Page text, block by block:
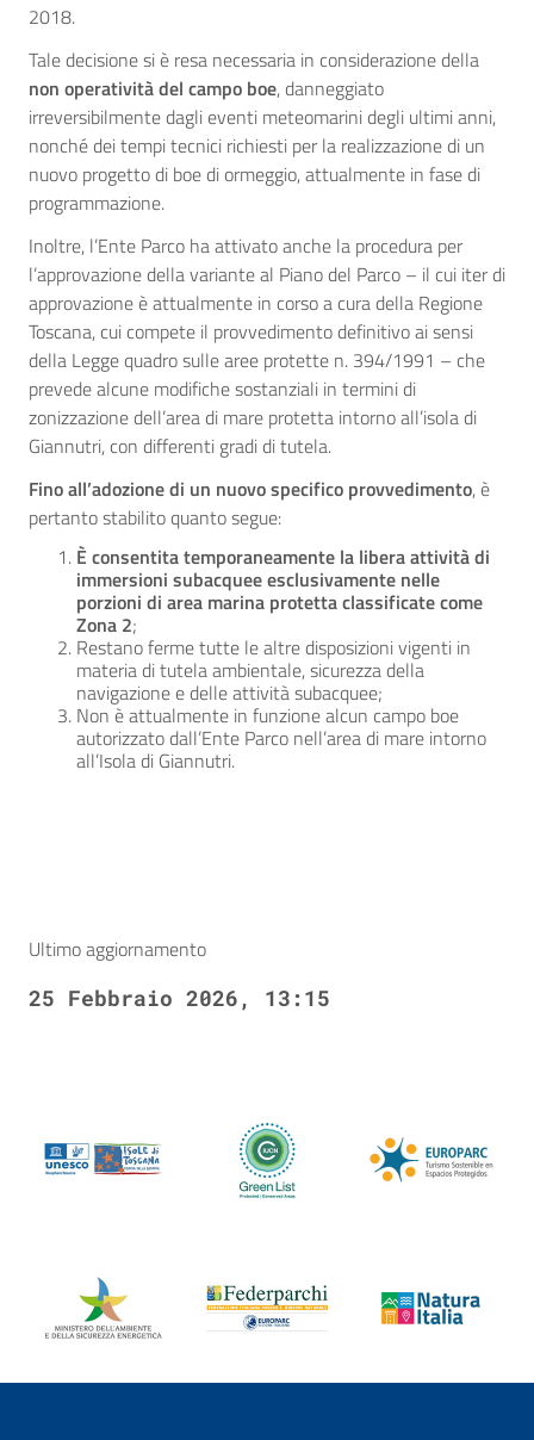
2018.
Tale decisione si è resa necessaria in considerazione della
non operatività del campo boe, danneggiato
irreversibilmente dagli eventi meteomarini degli ultimi anni,
nonché dei tempi tecnici richiesti per la realizzazione di un
nuovo progetto di boe di ormeggio, attualmente in fase di
programmazione.
Inoltre, l’Ente Parco ha attivato anche la procedura per
l’approvazione della variante al Piano del Parco – il cui iter di
approvazione è attualmente in corso a cura della Regione
Toscana, cui compete il provvedimento definitivo ai sensi
della Legge quadro sulle aree protette n. 394/1991 – che
prevede alcune modifiche sostanziali in termini di
zonizzazione dell’area di mare protetta intorno all’isola di
Giannutri, con differenti gradi di tutela.
Fino all’adozione di un nuovo specifico provvedimento, è
pertanto stabilito quanto segue:
È consentita temporaneamente la libera attività di
immersioni subacquee esclusivamente nelle
porzioni di area marina protetta classificate come
Zona 2;
Restano ferme tutte le altre disposizioni vigenti in
materia di tutela ambientale, sicurezza della
navigazione e delle attività subacquee;
Non è attualmente in funzione alcun campo boe
autorizzato dall’Ente Parco nell’area di mare intorno
all’Isola di Giannutri.
Ultimo aggiornamento
25 Febbraio 2026, 13:15